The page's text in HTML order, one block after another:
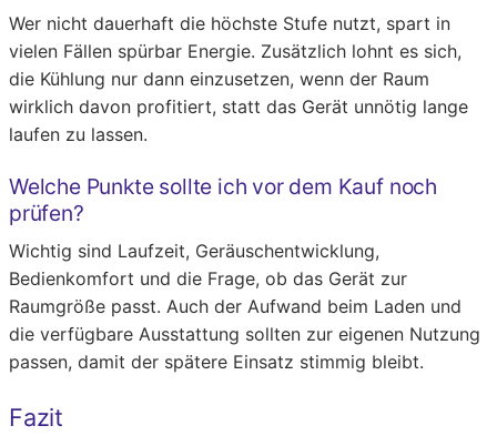
Wer nicht dauerhaft die höchste Stufe nutzt, spart in
vielen Fällen spürbar Energie. Zusätzlich lohnt es sich,
die Kühlung nur dann einzusetzen, wenn der Raum
wirklich davon profitiert, statt das Gerät unnötig lange
laufen zu lassen.
Welche Punkte sollte ich vor dem Kauf noch
prüfen?
Wichtig sind Laufzeit, Geräuschentwicklung,
Bedienkomfort und die Frage, ob das Gerät zur
Raumgröße passt. Auch der Aufwand beim Laden und
die verfügbare Ausstattung sollten zur eigenen Nutzung
passen, damit der spätere Einsatz stimmig bleibt.
Fazit